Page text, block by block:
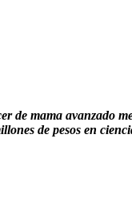
de mama avanzado
de pesos en